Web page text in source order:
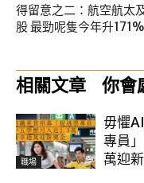
得留意之二：航空航太
股 最勁呢隻今年升171%
相關文章 你會
職場
毋懼
專員
萬迎